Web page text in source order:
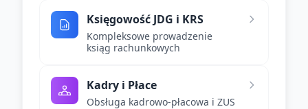
Księgowość JDG i KRS
Kompleksowe prowadzenie
ksiąg rachunkowych
Kadry i Płace
Obsługa kadrowo-płacowa i ZUS